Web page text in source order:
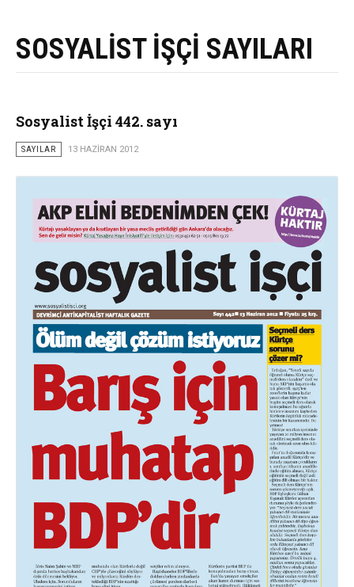
SOSYALİST İŞÇİ SAYILARI
Sosyalist İşçi 442. sayı
SAYILAR 13 HAZIRAN 2012